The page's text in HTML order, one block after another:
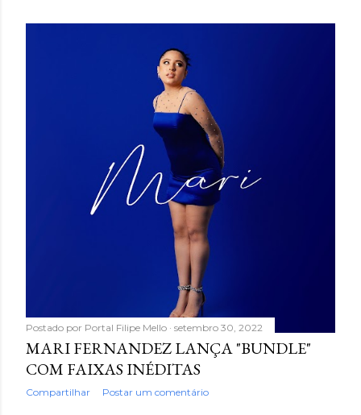
Postado por Portal Filipe Mello setembro 30, 2022
MARI FERNANDEZ LANÇA "BUNDLE"
COM FAIXAS INÉDITAS
Compartilhar Postar um comentário